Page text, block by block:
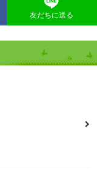
友だちに送る